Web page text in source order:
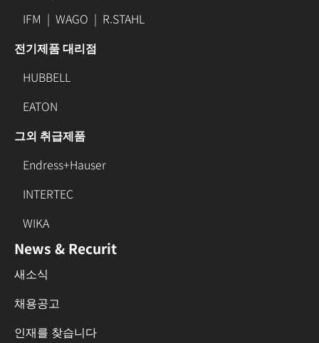
IFM | WAGO | R.STAHL
전기제품 대리점
HUBBELL
EATON
그외 취급제품
Endress+Hauser
INTERTEC
WIKA
News & Recurit
새소식
채용공고
인재를 찾습니다